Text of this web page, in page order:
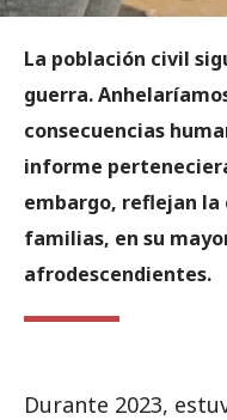
La población civil
guerra.
consecuencias
informe
embargo, reflejan
familias, en su
afrodescendientes.
Durante 2023,